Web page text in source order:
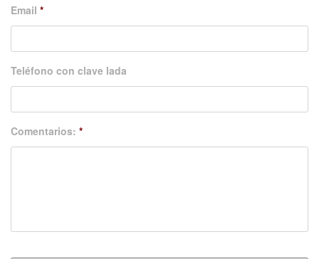
Email *
Teléfono con clave lada
Comentarios: *